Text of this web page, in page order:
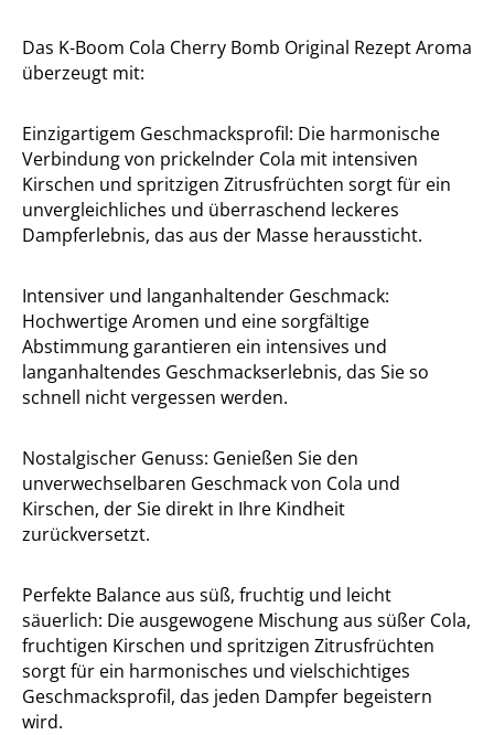
Das K-Boom Cola Cherry Bomb Original Rezept Aroma
überzeugt mit:
Einzigartigem Geschmacksprofil: Die harmonische
Verbindung von prickelnder Cola mit intensiven
Kirschen und spritzigen Zitrusfrüchten sorgt für ein
unvergleichliches und überraschend leckeres
Dampferlebnis, das aus der Masse heraussticht.
Intensiver und langanhaltender Geschmack:
Hochwertige Aromen und eine sorgfältige
Abstimmung garantieren ein intensives und
langanhaltendes Geschmackserlebnis, das Sie so
schnell nicht vergessen werden.
Nostalgischer Genuss: Genießen Sie den
unverwechselbaren Geschmack von Cola und
Kirschen, der Sie direkt in Ihre Kindheit
zurückversetzt.
Perfekte Balance aus süß, fruchtig und leicht
säuerlich: Die ausgewogene Mischung aus süßer Cola,
fruchtigen Kirschen und spritzigen Zitrusfrüchten
sorgt für ein harmonisches und vielschichtiges
Geschmacksprofil, das jeden Dampfer begeistern
wird.